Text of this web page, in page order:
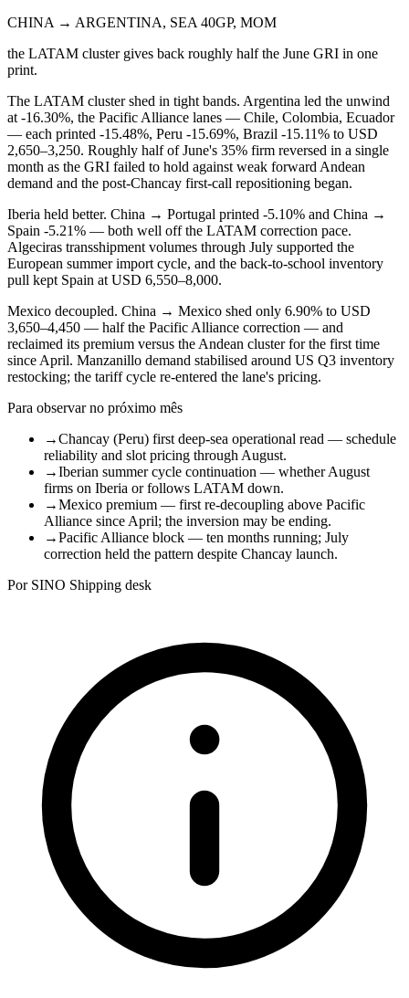
CHINA → ARGENTINA, SEA 40GP, MOM
the LATAM cluster gives back roughly half the June GRI in one
print.
The LATAM cluster shed in tight bands. Argentina led the unwind
at -16.30%, the Pacific Alliance lanes — Chile, Colombia, Ecuador
— each printed -15.48%, Peru -15.69%, Brazil -15.11% to USD
2,650–3,250. Roughly half of June's 35% firm reversed in a single
month as the GRI failed to hold against weak forward Andean
demand and the post-Chancay first-call repositioning began.
Iberia held better. China → Portugal printed -5.10% and China →
Spain -5.21% — both well off the LATAM correction pace.
Algeciras transshipment volumes through July supported the
European summer import cycle, and the back-to-school inventory
pull kept Spain at USD 6,550–8,000.
Mexico decoupled. China → Mexico shed only 6.90% to USD
3,650–4,450 — half the Pacific Alliance correction — and
reclaimed its premium versus the Andean cluster for the first time
since April. Manzanillo demand stabilised around US Q3 inventory
restocking; the tariff cycle re-entered the lane's pricing.
Para observar no próximo mês
→Chancay (Peru) first deep-sea operational read — schedule
reliability and slot pricing through August.
→Iberian summer cycle continuation — whether August
firms on Iberia or follows LATAM down.
→Mexico premium — first re-decoupling above Pacific
Alliance since April; the inversion may be ending.
→Pacific Alliance block — ten months running; July
correction held the pattern despite Chancay launch.
Por SINO Shipping desk